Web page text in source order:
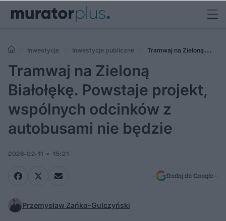
Inwestycje Inwestycje publiczne
Tramwaj na Zieloną
Białołękę. Powstaje projekt, wspólnych odcinków z autobusami nie
będzie
Tramwaj na Zieloną
Białołękę. Powstaje projekt,
wspólnych odcinków z
autobusami nie będzie
2026-02-11 15:21
Dodaj do Google
Przemysław Zańko-Gulczyński